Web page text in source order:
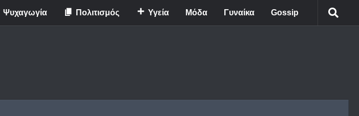
Ψυχαγωγία Πολιτισμός Υγεία Μόδα Γυναίκα Gossip